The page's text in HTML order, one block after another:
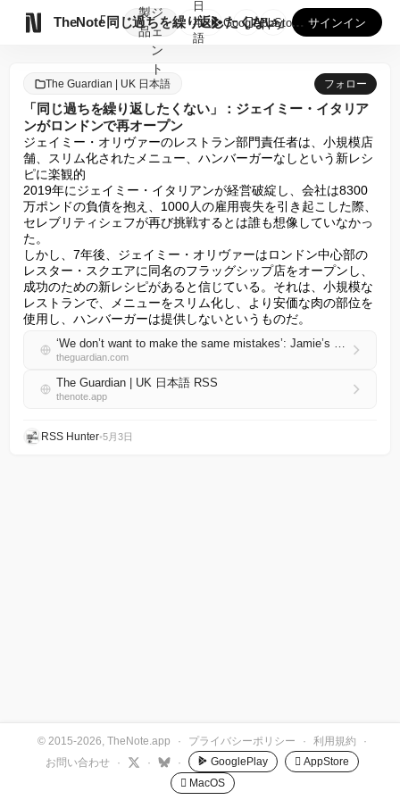
TheNote
製
品
ジ
ェ
ン
ト
「同じ過ちを繰り返したくない」：ジェイミー・イタリアンがロン...
日
本
語
GooglePlay
AppStore サインイン
The Guardian | UK 日本語 フォロー
「同じ過ちを繰り返したくない」：ジェイミー・イタリア
ンがロンドンで再オープン
ジェイミー・オリヴァーのレストラン部門責任者は、小規模店
舗、スリム化されたメニュー、ハンバーガーなしという新レシ
ピに楽観的
2019年にジェイミー・イタリアンが経営破綻し、会社は8300
万ポンドの負債を抱え、1000人の雇用喪失を引き起こした際、
セレブリティシェフが再び挑戦するとは誰も想像していなかっ
た。
しかし、7年後、ジェイミー・オリヴァーはロンドン中心部の
レスター・スクエアに同名のフラッグシップ店をオープンし、
成功のための新レシピがあると信じている。それは、小規模な
レストランで、メニューをスリム化し、より安価な肉の部位を
使用し、ハンバーガーは提供しないというものだ。
‘We don’t want to make the same mistakes’: Jamie’s Italian reopens in London
theguardian.com
The Guardian | UK 日本語 RSS
thenote.app
RSS Hunter•5月3日
© 2015-2026, TheNote.app · プライバシーポリシー · 利用規約
·
お問い合わせ
· · · GooglePlay
 AppStore
 MacOS